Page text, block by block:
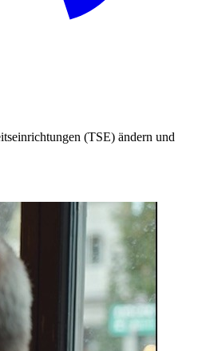
(TSE) ändern und